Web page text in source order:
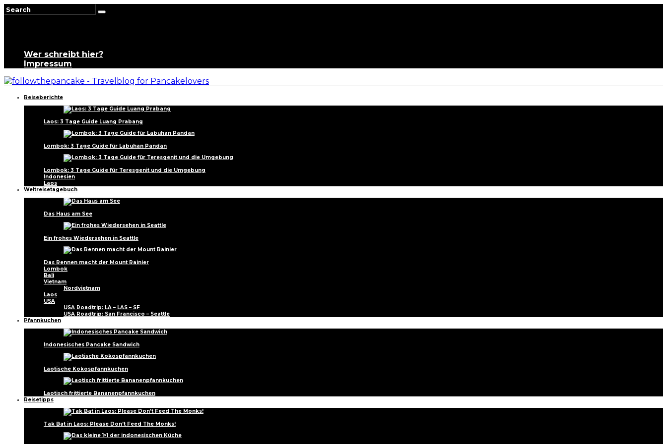
Wer schreibt hier?
Impressum
Reiseberichte
Laos: 3 Tage Guide Luang Prabang
Lombok: 3 Tage Guide für Labuhan Pandan
Lombok: 3 Tage Guide für Teresgenit und die Umgebung
Indonesien
Laos
Weltreisetagebuch
Das Haus am See
Ein frohes Wiedersehen in Seattle
Das Rennen macht der Mount Rainier
Lombok
Bali
Vietnam
Nordvietnam
Laos
USA
USA Roadtrip: LA – LAS – SF
USA Roadtrip: San Francisco – Seattle
Pfannkuchen
Indonesisches Pancake Sandwich
Laotische Kokospfannkuchen
Laotisch frittierte Bananenpfannkuchen
Reisetipps
Tak Bat in Laos: Please Don’t Feed The Monks!